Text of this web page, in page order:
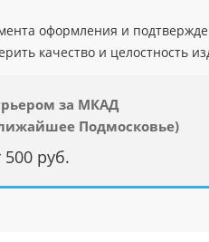
оформления и
качество и целостность
за МКАД
Подмосковье)
500 руб.